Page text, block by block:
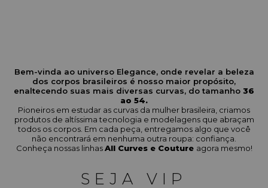
Bem-vinda ao universo Elegance, onde revelar a beleza
dos corpos brasileiros é nosso maior propósito,
enaltecendo suas mais diversas curvas, do tamanho 36
ao 54.
Pioneiros em estudar as curvas da mulher brasileira, criamos
produtos de altíssima tecnologia e modelagens que abraçam
todos os corpos. Em cada peça, entregamos algo que você
não encontrará em nenhuma outra roupa: confiança.
Conheça nossas linhasAll Curves e Couture agora mesmo!
SEJA VIP